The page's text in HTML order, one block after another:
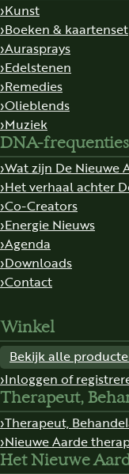
Kunst
Boeken & kaartenset
Aurasprays
Edelstenen
Remedies
Olieblends
Muziek
DNA-frequenties
Wat zijn De Nieuwe
Het verhaal achter
Co-Creators
Energie Nieuws
Agenda
Downloads
Contact
Winkel
Bekijk alle
Inloggen of
Therapeut,
Therapeut,
Nieuwe Aarde
Het Nieuwe